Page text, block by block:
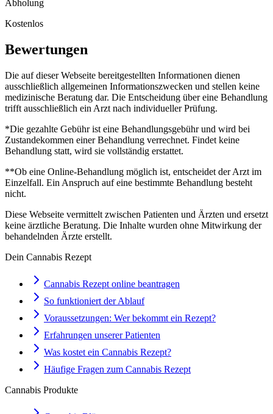
Abholung
Kostenlos
Bewertungen
Die auf dieser Webseite bereitgestellten Informationen dienen
ausschließlich allgemeinen Informationszwecken und stellen keine
medizinische Beratung dar. Die Entscheidung über eine Behandlung
trifft ausschließlich ein Arzt nach individueller Prüfung.
*Die gezahlte Gebühr ist eine Behandlungsgebühr und wird bei
Zustandekommen einer Behandlung verrechnet. Findet keine
Behandlung statt, wird sie vollständig erstattet.
**Ob eine Online-Behandlung möglich ist, entscheidet der Arzt im
Einzelfall. Ein Anspruch auf eine bestimmte Behandlung besteht
nicht.
Diese Webseite vermittelt zwischen Patienten und Ärzten und ersetzt
keine ärztliche Beratung. Die Inhalte wurden ohne Mitwirkung der
behandelnden Ärzte erstellt.
Dein Cannabis Rezept
Cannabis Rezept online beantragen
So funktioniert der Ablauf
Voraussetzungen: Wer bekommt ein Rezept?
Erfahrungen unserer Patienten
Was kostet ein Cannabis Rezept?
Häufige Fragen zum Cannabis Rezept
Cannabis Produkte